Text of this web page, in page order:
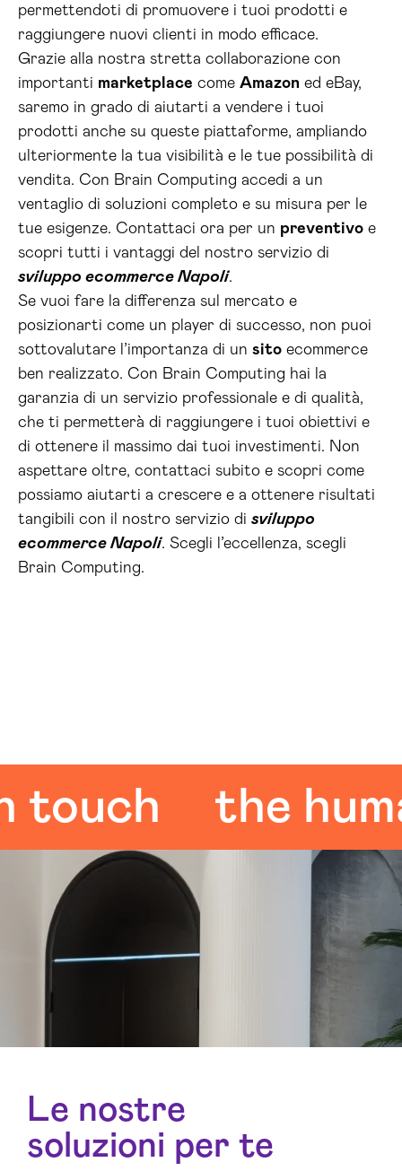
permettendoti di promuovere i tuoi prodotti e
raggiungere nuovi clienti in modo efficace.
Grazie alla nostra stretta collaborazione con
importanti marketplace come Amazon ed eBay,
saremo in grado di aiutarti a vendere i tuoi
prodotti anche su queste piattaforme, ampliando
ulteriormente la tua visibilità e le tue possibilità di
vendita. Con Brain Computing accedi a un
ventaglio di soluzioni completo e su misura per le
tue esigenze. Contattaci ora per un preventivo e
scopri tutti i vantaggi del nostro servizio di
sviluppo ecommerce Napoli.
Se vuoi fare la differenza sul mercato e
posizionarti come un player di successo, non puoi
sottovalutare l’importanza di un sito ecommerce
ben realizzato. Con Brain Computing hai la
garanzia di un servizio professionale e di qualità,
che ti permetterà di raggiungere i tuoi obiettivi e
di ottenere il massimo dai tuoi investimenti. Non
aspettare oltre, contattaci subito e scopri come
possiamo aiutarti a crescere e a ottenere risultati
tangibili con il nostro servizio di sviluppo
ecommerce Napoli. Scegli l’eccellenza, scegli
Brain Computing.
the human
Le nostre
soluzioni per te